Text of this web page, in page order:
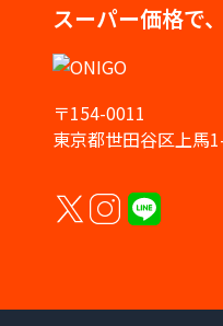
スーパー価格で
〒154-0011
東京都世田谷区上馬